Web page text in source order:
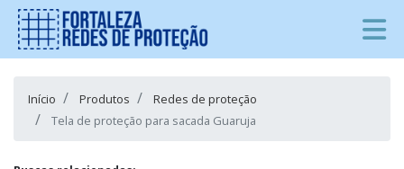
Início Produtos
Redes de proteção
Tela de proteção para sacada Guaruja